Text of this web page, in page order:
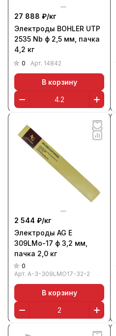
27 888 ₽/кг
Электроды BOHLER UTP
2535 Nb ф 2,5 мм, пачка
4,2 кг
0 Арт. 14842
В корзину
2 544 ₽/кг
Электроды AG E
309LMo-17 ф 3,2 мм,
пачка 2,0 кг
0
Арт. A-3-309LMO17-32-2
В корзину